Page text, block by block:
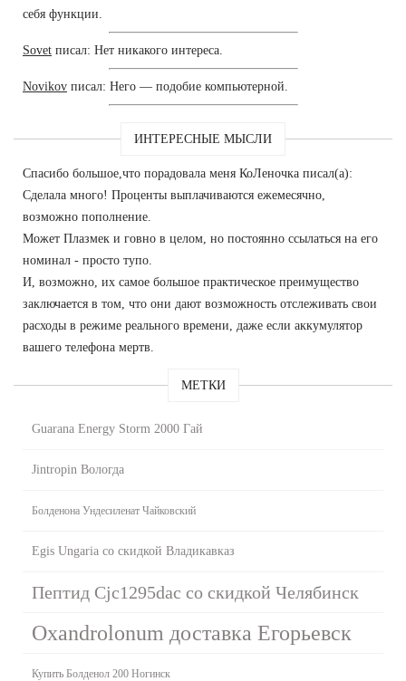
себя функции.
Sovet писал: Нет никакого интереса.
Novikov писал: Него — подобие компьютерной.
ИНТЕРЕСНЫЕ МЫСЛИ
Спасибо большое,что порадовала меня КоЛеночка писал(а):
Сделала много! Проценты выплачиваются ежемесячно,
возможно пополнение.
Может Плазмек и говно в целом, но постоянно ссылаться на его
номинал - просто тупо.
И, возможно, их самое большое практическое преимущество
заключается в том, что они дают возможность отслеживать свои
расходы в режиме реального времени, даже если аккумулятор
вашего телефона мертв.
МЕТКИ
Guarana Energy Storm 2000 Гай
Jintropin Вологда
Болденона Ундесиленат Чайковский
Egis Ungaria со скидкой Владикавказ
Пептид Cjc1295dac со скидкой Челябинск
Oxandrolonum доставка Егорьевск
Купить Болденол 200 Ногинск